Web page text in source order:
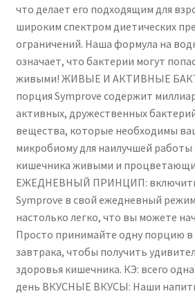
что делает его подходящим для
широким спектром диетических
ограничений. Наша формула на
означает, что бактерии могут
живыми! ЖИВЫЕ И АКТИВНЫЕ
порция Symprove содержит
активных, дружественных
вещества, которые необходимы
микробиому для наилучшей
кишечника живыми и
ЕЖЕДНЕВНЫЙ ПРИНЦИП:
Symprove в свой ежедневный
настолько легко, что вы можете
Просто принимайте одну порцию в
завтрака, чтобы получить
здоровья кишечника. КЭ: всего
день ВКУСНЫЕ ВКУСЫ: Наши